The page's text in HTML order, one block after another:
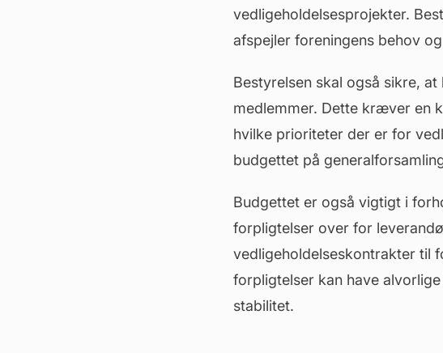
vedligeholdelsesprojekter.
afspejler foreningens behov
Bestyrelsen skal også sikre,
medlemmer. Dette kræver en
hvilke prioriteter der er for
budgettet på
Budgettet er også vigtigt i
forpligtelser over for
vedligeholdelseskontrakter til
forpligtelser kan have
stabilitet.